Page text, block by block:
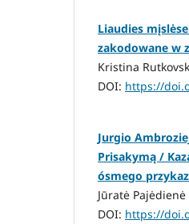
Liaudies
zakodowane w
Kristina
DOI: https://
Jurgio
Prisakymą /
ósmego
Jūratė Pajėdienė
DOI: https://